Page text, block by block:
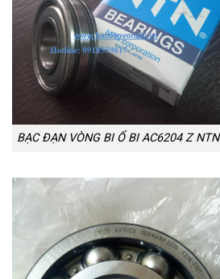
BẠC ĐẠN VÒNG BI Ổ BI AC6204 Z NTN